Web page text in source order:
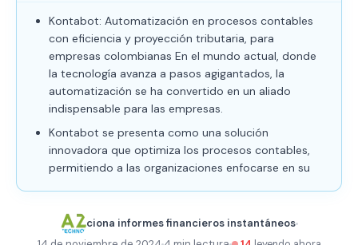
Kontabot: Automatización en procesos contables
con eficiencia y proyección tributaria, para
empresas colombianas En el mundo actual, donde
la tecnología avanza a pasos agigantados, la
automatización se ha convertido en un aliado
indispensable para las empresas.
Kontabot se presenta como una solución
innovadora que optimiza los procesos contables,
permitiendo a las organizaciones enfocarse en su
ciona informes financieros instantáneos